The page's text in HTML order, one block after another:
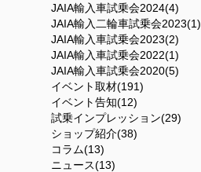
JAIA輸入車試乗会2024(4)
JAIA輸入二輪車試乗会2023(1)
JAIA輸入車試乗会2023(2)
JAIA輸入車試乗会2022(1)
JAIA輸入車試乗会2020(5)
イベント取材(191)
イベント告知(12)
試乗インプレッション(29)
ショップ紹介(38)
コラム(13)
ニュース(13)